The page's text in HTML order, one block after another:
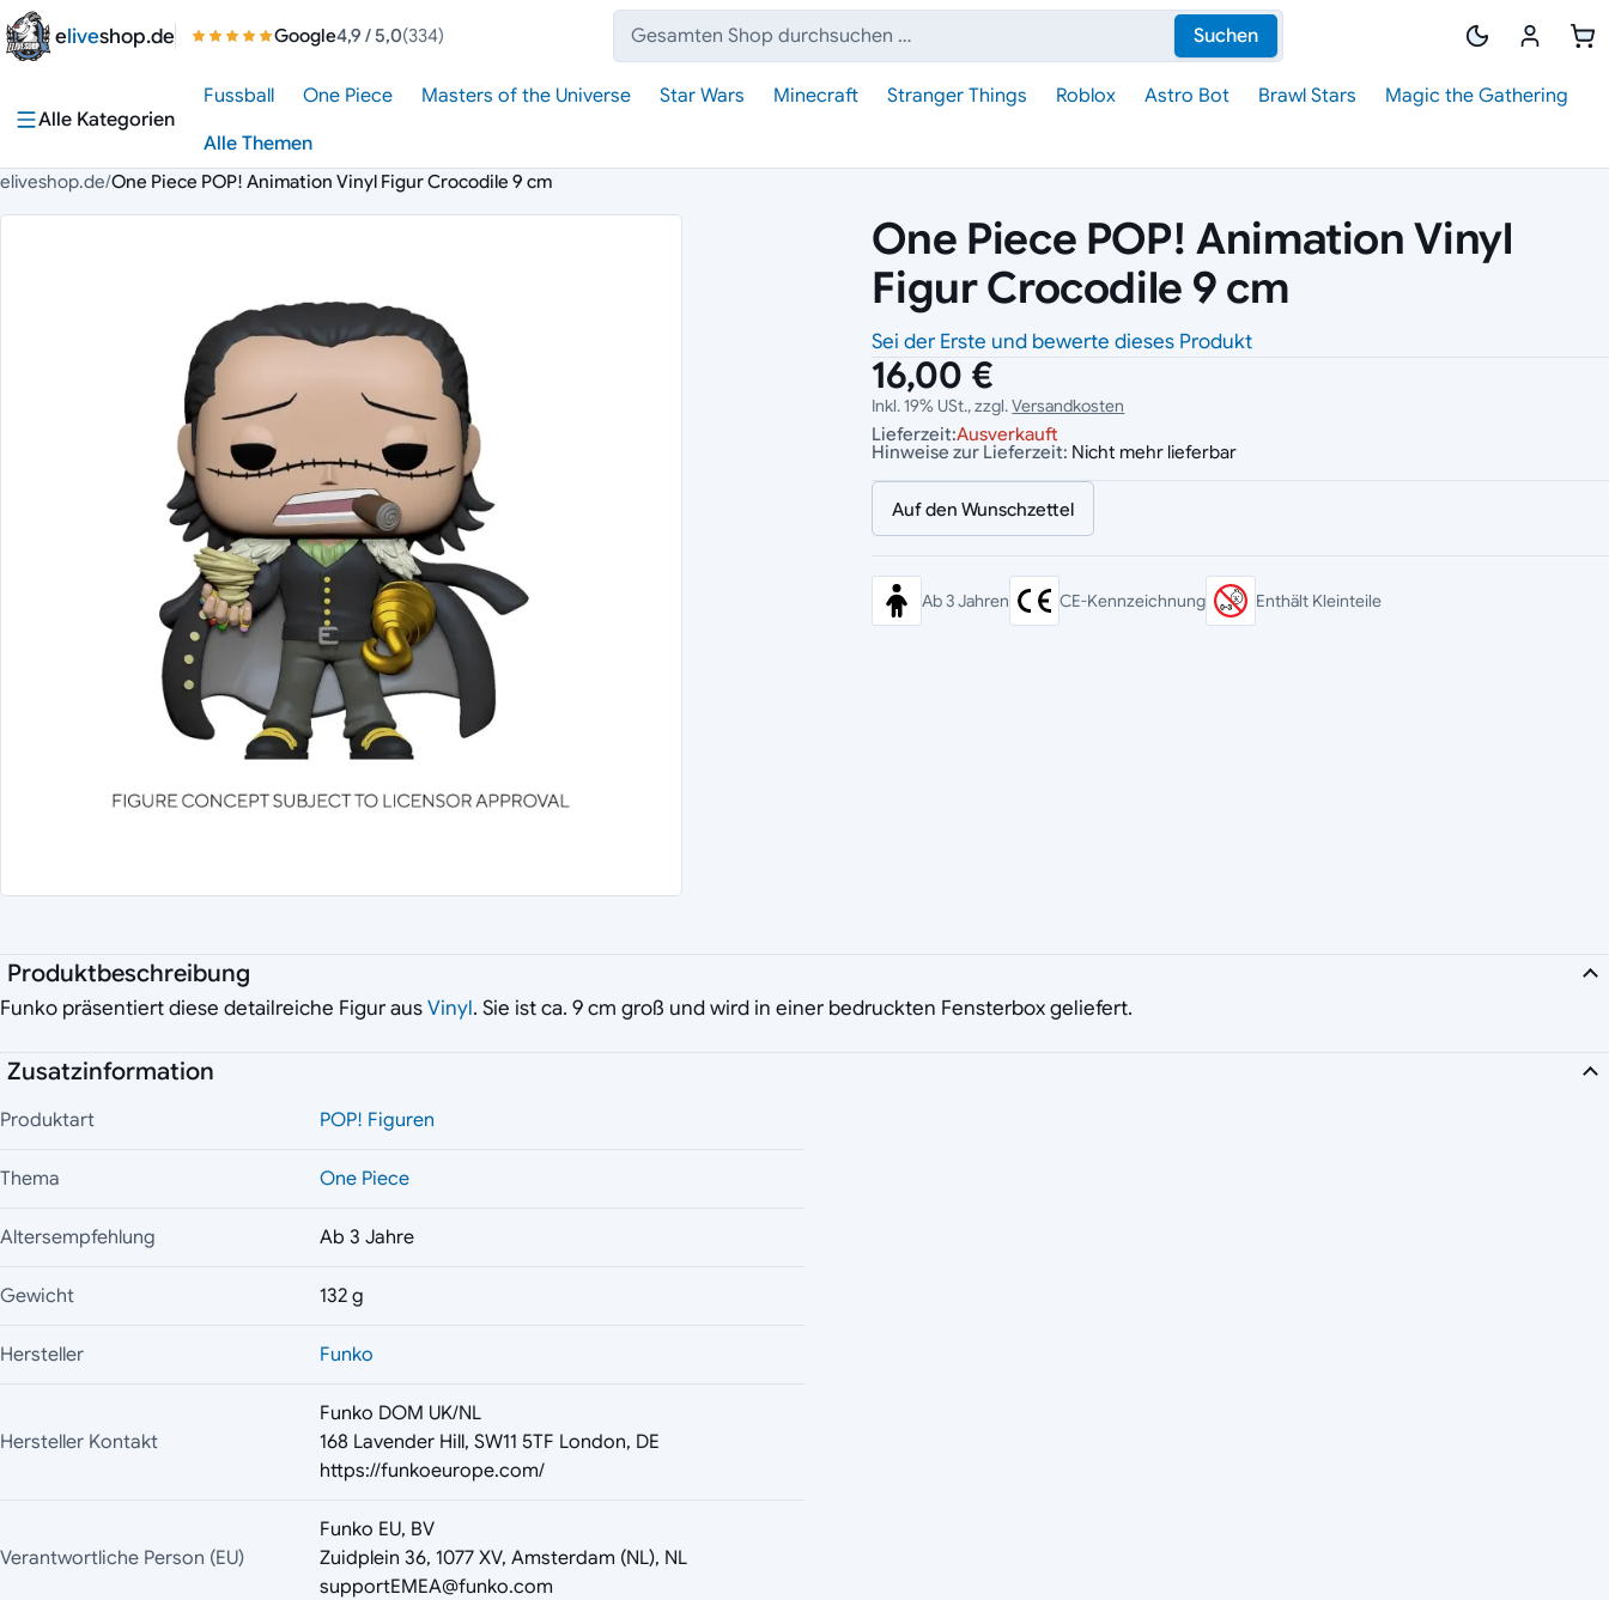
Zum Inhalt springen
eliveshop.de Google4,9 / 5,0(334)
Suche:
Suchen
Alle Kategorien
Fussball One Piece Masters of the Universe Star Wars Minecraft Stranger Things Roblox Astro Bot Brawl Stars
Magic the Gathering
Alle Themen
eliveshop.de/One Piece POP! Animation Vinyl Figur Crocodile 9 cm
One Piece POP! Animation Vinyl
Figur Crocodile 9 cm
Sei der Erste und bewerte dieses Produkt
16,00 €
Inkl. 19% USt., zzgl.Versandkosten
Lieferzeit:Ausverkauft
Hinweise zur Lieferzeit: Nicht mehr lieferbar
Auf den Wunschzettel
Ab 3 Jahren CE-Kennzeichnung Enthält Kleinteile
Produktbeschreibung
Funko präsentiert diese detailreiche Figur ausVinyl. Sie ist ca. 9 cm groß und wird in einer bedruckten Fensterbox geliefert.
Zusatzinformation
Produktart POP! Figuren
Thema One Piece
Altersempfehlung Ab 3 Jahre
Gewicht 132 g
Hersteller Funko
Hersteller Kontakt
Funko DOM UK/NL
168 Lavender Hill, SW11 5TF London, DE
https://funkoeurope.com/
Verantwortliche Person (EU)
Funko EU, BV
Zuidplein 36, 1077 XV, Amsterdam (NL), NL
supportEMEA@funko.com